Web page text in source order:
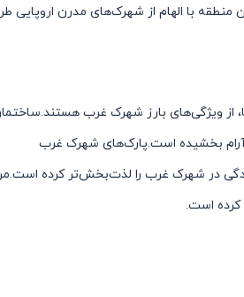
با الهام از شهرک‌های مدرن اروپایی
از ویژگی‌های بارز شهرک غرب
بخشیده است.پارک‌های شهرک غرب
در شهرک غرب را لذت‌بخش‌تر کرده
کرده است.